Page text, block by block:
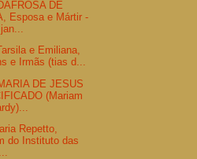
DE
Esposa e Mártir -
e Emiliana,
e Irmãs (tias d...
DE JESUS
(Mariam
Repetto,
do Instituto das